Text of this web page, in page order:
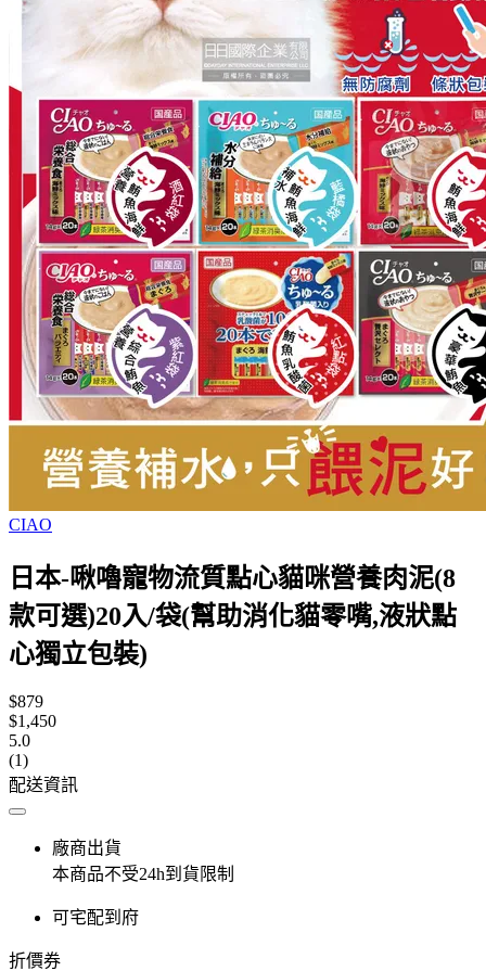
CIAO
日本-啾嚕寵物流質點心貓咪營養肉泥(8
款可選)20入/袋(幫助消化貓零嘴,液狀點
心獨立包裝)
$879
$1,450
5.0
(1)
配送資訊
廠商出貨
本商品不受24h到貨限制
可宅配到府
折價券